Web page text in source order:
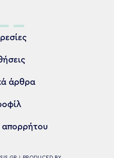
άρθρα
απορρήτου